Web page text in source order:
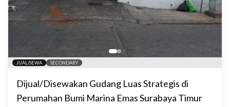
JUAL/SEWA SECONDARY
Dijual/Disewakan Gudang Luas Strategis di
Perumahan Bumi Marina Emas Surabaya Timur